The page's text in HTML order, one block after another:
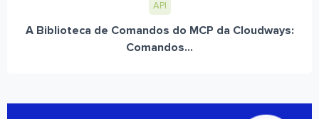
API
A Biblioteca de Comandos do MCP da Cloudways:
Comandos...